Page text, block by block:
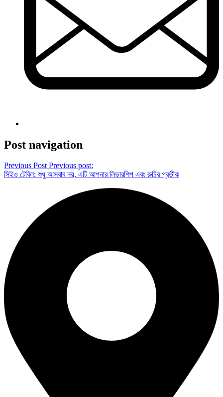
Post navigation
Previous Post Previous post:
সিইও টেবিল: শুধু আসবাব নয়, এটি আপনার লিডারশিপ এবং রুচির প্রতীক